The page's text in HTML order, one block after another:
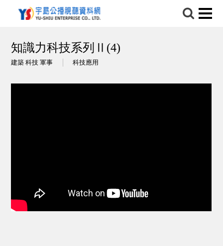
知識力科技系列Ⅱ(4)
建築 科技 軍事 科技應用